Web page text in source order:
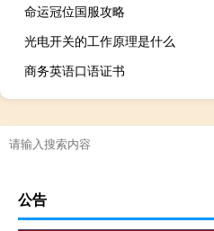
命运冠位国服攻略
光电开关的工作原理是什么
商务英语口语证书
公告